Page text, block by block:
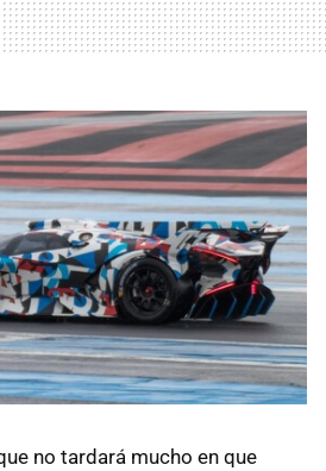
no tardará mucho en que